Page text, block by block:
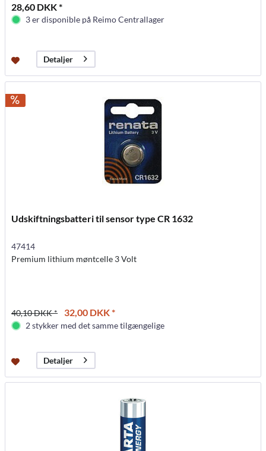
28,60 DKK *
3 er disponible på Reimo Centrallager
Detaljer
Udskiftningsbatteri til sensor type CR 1632
47414
Premium lithium møntcelle 3 Volt
40,10 DKK * 32,00 DKK *
2 stykker med det samme tilgængelige
Detaljer